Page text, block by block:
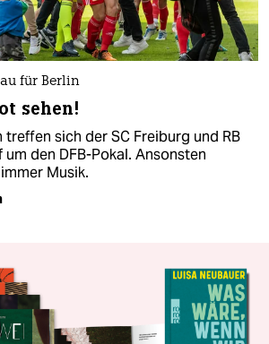
für Berlin
sehen!
sich der SC Freiburg und RB
um den DFB-Pokal. Ansonsten
Musik.